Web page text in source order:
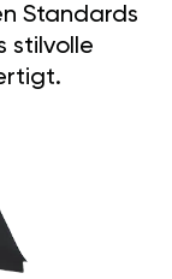
Standards
stilvolle